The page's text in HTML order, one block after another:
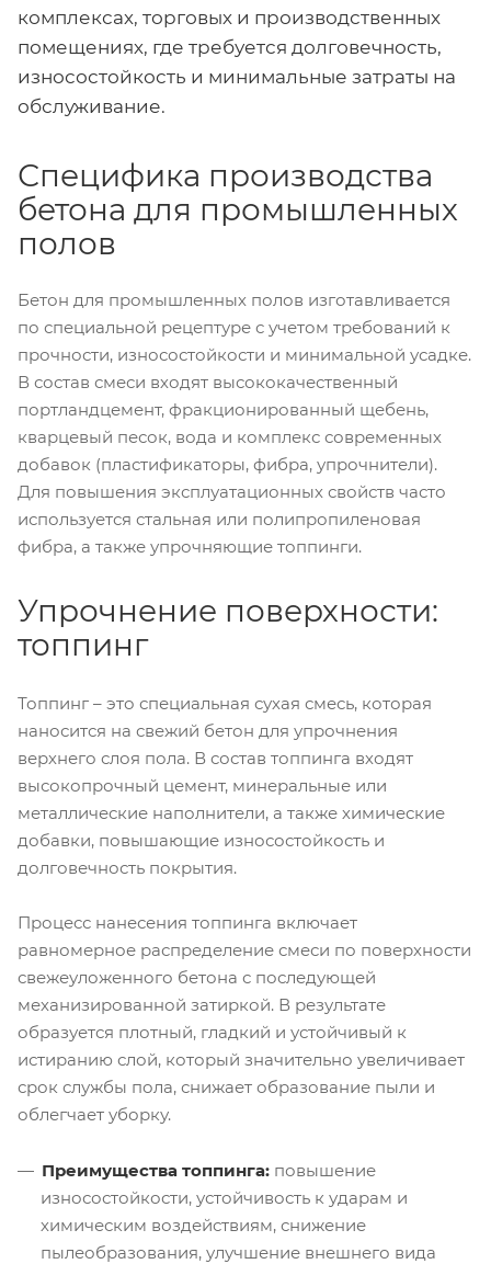
комплексах, торговых и производственных
помещениях, где требуется долговечность,
износостойкость и минимальные затраты на
обслуживание.
Специфика производства
бетона для промышленных
полов
Бетон для промышленных полов изготавливается
по специальной рецептуре с учетом требований к
прочности, износостойкости и минимальной усадке.
В состав смеси входят высококачественный
портландцемент, фракционированный щебень,
кварцевый песок, вода и комплекс современных
добавок (пластификаторы, фибра, упрочнители).
Для повышения эксплуатационных свойств часто
используется стальная или полипропиленовая
фибра, а также упрочняющие топпинги.
Упрочнение поверхности:
топпинг
Топпинг – это специальная сухая смесь, которая
наносится на свежий бетон для упрочнения
верхнего слоя пола. В состав топпинга входят
высокопрочный цемент, минеральные или
металлические наполнители, а также химические
добавки, повышающие износостойкость и
долговечность покрытия.
Процесс нанесения топпинга включает
равномерное распределение смеси по поверхности
свежеуложенного бетона с последующей
механизированной затиркой. В результате
образуется плотный, гладкий и устойчивый к
истиранию слой, который значительно увеличивает
срок службы пола, снижает образование пыли и
облегчает уборку.
Преимущества топпинга: повышение
износостойкости, устойчивость к ударам и
химическим воздействиям, снижение
пылеобразования, улучшение внешнего вида